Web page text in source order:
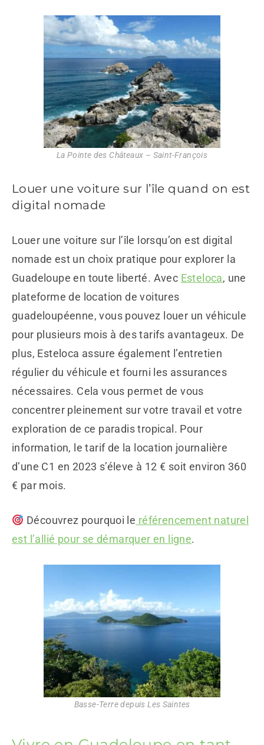
La Pointe des Châteaux – Saint-François
Louer une voiture sur l’île quand on est
digital nomade
Louer une voiture sur l’île lorsqu’on est digital
nomade est un choix pratique pour explorer la
Guadeloupe en toute liberté. Avec Esteloca, une
plateforme de location de voitures
guadeloupéenne, vous pouvez louer un véhicule
pour plusieurs mois à des tarifs avantageux. De
plus, Esteloca assure également l’entretien
régulier du véhicule et fourni les assurances
nécessaires. Cela vous permet de vous
concentrer pleinement sur votre travail et votre
exploration de ce paradis tropical. Pour
information, le tarif de la location journalière
d’une C1 en 2023 s’éleve à 12 € soit environ 360
€ par mois.
Découvrez pourquoi le référencement naturel
est l’allié pour se démarquer en ligne.
Basse-Terre depuis Les Saintes